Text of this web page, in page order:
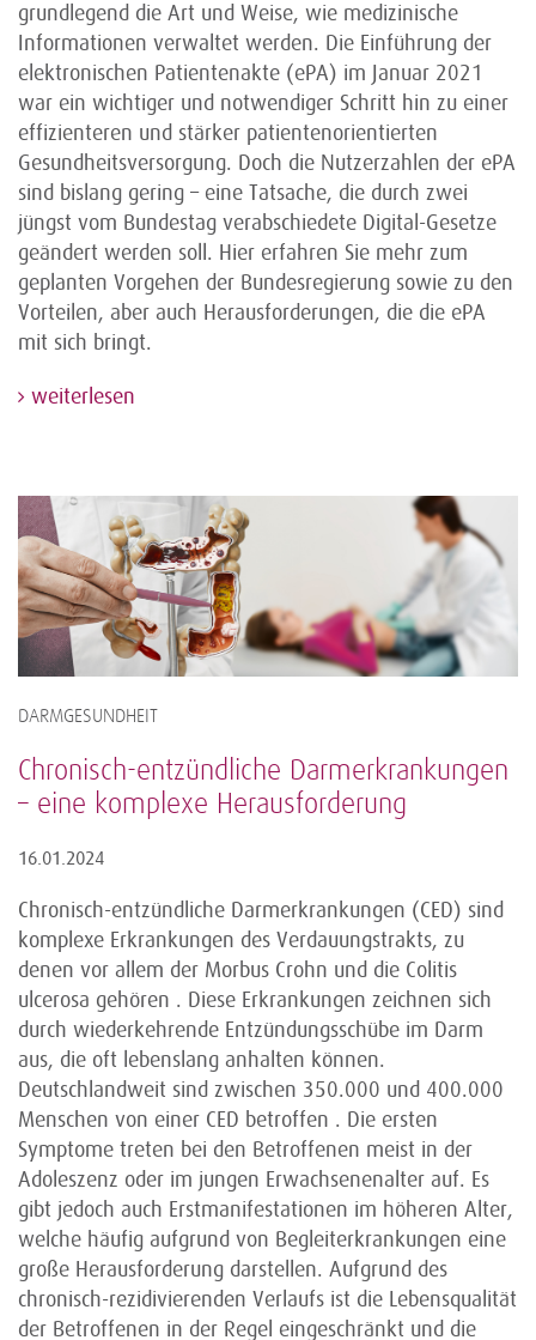
grundlegend die Art und Weise, wie medizinische
Informationen verwaltet werden. Die Einführung der
elektronischen Patientenakte (ePA) im Januar 2021
war ein wichtiger und notwendiger Schritt hin zu einer
effizienteren und stärker patientenorientierten
Gesundheitsversorgung. Doch die Nutzerzahlen der ePA
sind bislang gering – eine Tatsache, die durch zwei
jüngst vom Bundestag verabschiedete Digital-Gesetze
geändert werden soll. Hier erfahren Sie mehr zum
geplanten Vorgehen der Bundesregierung sowie zu den
Vorteilen, aber auch Herausforderungen, die die ePA
mit sich bringt.
weiterlesen
DARMGESUNDHEIT
Chronisch-entzündliche Darmerkrankungen
– eine komplexe Herausforderung
16.01.2024
Chronisch-entzündliche Darmerkrankungen (CED) sind
komplexe Erkrankungen des Verdauungstrakts, zu
denen vor allem der Morbus Crohn und die Colitis
ulcerosa gehören . Diese Erkrankungen zeichnen sich
durch wiederkehrende Entzündungsschübe im Darm
aus, die oft lebenslang anhalten können.
Deutschlandweit sind zwischen 350.000 und 400.000
Menschen von einer CED betroffen . Die ersten
Symptome treten bei den Betroffenen meist in der
Adoleszenz oder im jungen Erwachsenenalter auf. Es
gibt jedoch auch Erstmanifestationen im höheren Alter,
welche häufig aufgrund von Begleiterkrankungen eine
große Herausforderung darstellen. Aufgrund des
chronisch-rezidivierenden Verlaufs ist die Lebensqualität
der Betroffenen in der Regel eingeschränkt und die